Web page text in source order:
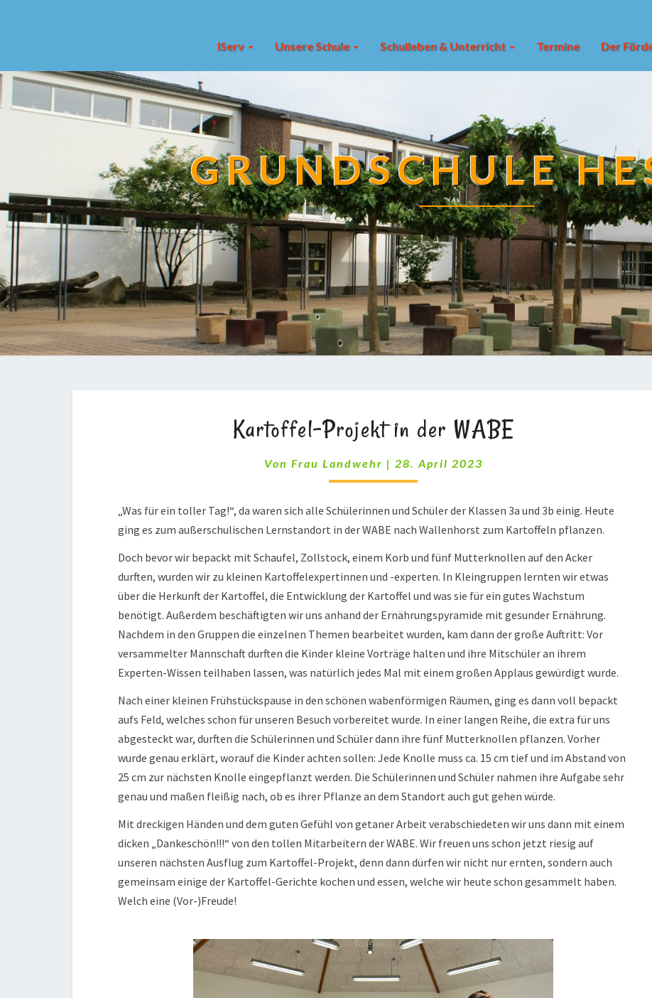
IServ Unsere Schule Schulleben & Unterricht Termine Der
GRUNDSCHULE
PROJEKT
IN
WABE
Kartoffel-Projekt in der WABE
Von Frau Landwehr | 28. April 2023
„Was für ein toller Tag!“, da waren sich alle Schülerinnen und Schüler der Klassen 3a und 3b einig. Heute
ging es zum außerschulischen Lernstandort in der WABE nach Wallenhorst zum Kartoffeln pflanzen.
Doch bevor wir bepackt mit Schaufel, Zollstock, einem Korb und fünf Mutterknollen auf den Acker
durften, wurden wir zu kleinen Kartoffelexpertinnen und -experten. In Kleingruppen lernten wir etwas
über die Herkunft der Kartoffel, die Entwicklung der Kartoffel und was sie für ein gutes Wachstum
benötigt. Außerdem beschäftigten wir uns anhand der Ernährungspyramide mit gesunder Ernährung.
Nachdem in den Gruppen die einzelnen Themen bearbeitet wurden, kam dann der große Auftritt: Vor
versammelter Mannschaft durften die Kinder kleine Vorträge halten und ihre Mitschüler an ihrem
Experten-Wissen teilhaben lassen, was natürlich jedes Mal mit einem großen Applaus gewürdigt wurde.
Nach einer kleinen Frühstückspause in den schönen wabenförmigen Räumen, ging es dann voll bepackt
aufs Feld, welches schon für unseren Besuch vorbereitet wurde. In einer langen Reihe, die extra für uns
abgesteckt war, durften die Schülerinnen und Schüler dann ihre fünf Mutterknollen pflanzen. Vorher
wurde genau erklärt, worauf die Kinder achten sollen: Jede Knolle muss ca. 15 cm tief und im Abstand von
25 cm zur nächsten Knolle eingepflanzt werden. Die Schülerinnen und Schüler nahmen ihre Aufgabe sehr
genau und maßen fleißig nach, ob es ihrer Pflanze an dem Standort auch gut gehen würde.
Mit dreckigen Händen und dem guten Gefühl von getaner Arbeit verabschiedeten wir uns dann mit einem
dicken „Dankeschön!!!“ von den tollen Mitarbeitern der WABE. Wir freuen uns schon jetzt riesig auf
unseren nächsten Ausflug zum Kartoffel-Projekt, denn dann dürfen wir nicht nur ernten, sondern auch
gemeinsam einige der Kartoffel-Gerichte kochen und essen, welche wir heute schon gesammelt haben.
Welch eine (Vor-)Freude!